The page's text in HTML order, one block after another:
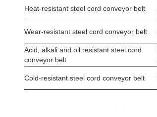
Heat-resistant steel cord conveyor belt
Wear-resistant steel cord conveyor belt
Acid, alkali and oil resistant steel cord
conveyor belt
Cold-resistant steel cord conveyor belt